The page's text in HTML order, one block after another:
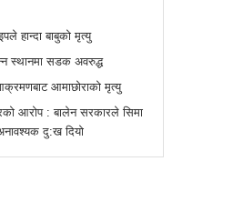
बागमती प्रदेश सरकार
हान्दा बाबुको मृत्यु
स्थानमा सडक अवरुद्ध
आमाछोराको मृत्यु
आरोप : बालेन सरकारले सिमा
दु:ख दियो